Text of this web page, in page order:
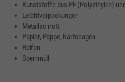
Kunststoffe aus PE (Polyethylen)
Leichtverpackungen
Metallschrott
Papier, Pappe, Kartonagen
Reifen
Sperrmüll